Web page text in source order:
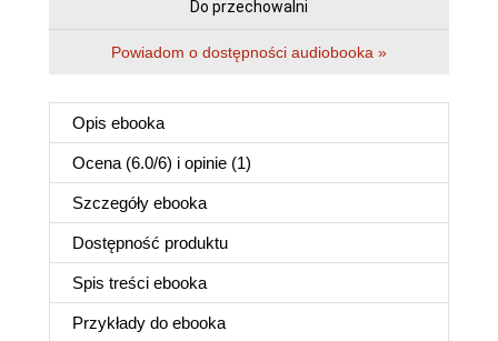
Do przechowalni
Powiadom o dostępności audiobooka »
Opis ebooka
Ocena (6.0/6) i opinie (1)
Szczegóły ebooka
Dostępność produktu
Spis treści ebooka
Przykłady do ebooka